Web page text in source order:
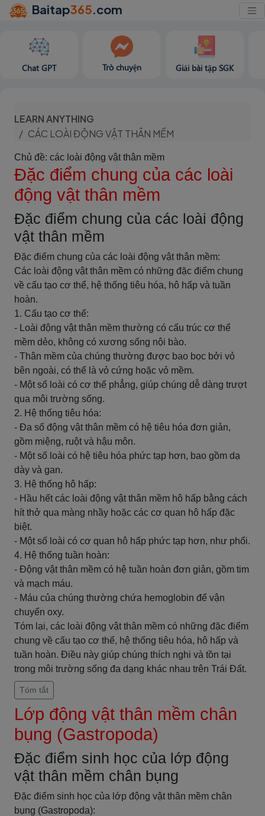
Baitap365.com
Chat GPT Trò chuyện Giải bài tập SGK
LEARN ANYTHING
CÁC LOÀI ĐỘNG VẬT THÂN MỀM
Chủ đề: các loài động vật thân mềm
Đặc điểm chung của các loài
động vật thân mềm
Đặc điểm chung của các loài động
vật thân mềm
Đặc điểm chung của các loài động vật thân mềm:
Các loài động vật thân mềm có những đặc điểm chung
về cấu tạo cơ thể, hệ thống tiêu hóa, hô hấp và tuần
hoàn.
1. Cấu tạo cơ thể:
- Loài động vật thân mềm thường có cấu trúc cơ thể
mềm dẻo, không có xương sống nội bào.
- Thân mềm của chúng thường được bao bọc bởi vỏ
bên ngoài, có thể là vỏ cứng hoặc vỏ mềm.
- Một số loài có cơ thể phẳng, giúp chúng dễ dàng trượt
qua môi trường sống.
2. Hệ thống tiêu hóa:
- Đa số động vật thân mềm có hệ tiêu hóa đơn giản,
gồm miệng, ruột và hậu môn.
- Một số loài có hệ tiêu hóa phức tạp hơn, bao gồm dạ
dày và gan.
3. Hệ thống hô hấp:
- Hầu hết các loài động vật thân mềm hô hấp bằng cách
hít thở qua màng nhầy hoặc các cơ quan hô hấp đặc
biệt.
- Một số loài có cơ quan hô hấp phức tạp hơn, như phổi.
4. Hệ thống tuần hoàn:
- Động vật thân mềm có hệ tuần hoàn đơn giản, gồm tim
và mạch máu.
- Máu của chúng thường chứa hemoglobin để vận
chuyển oxy.
Tóm lại, các loài động vật thân mềm có những đặc điểm
chung về cấu tạo cơ thể, hệ thống tiêu hóa, hô hấp và
tuần hoàn. Điều này giúp chúng thích nghi và tồn tại
trong môi trường sống đa dạng khác nhau trên Trái Đất.
Tóm tắt
Lớp động vật thân mềm chân
bụng (Gastropoda)
Đặc điểm sinh học của lớp động
vật thân mềm chân bụng
Đặc điểm sinh học của lớp động vật thân mềm chân
bụng (Gastropoda):